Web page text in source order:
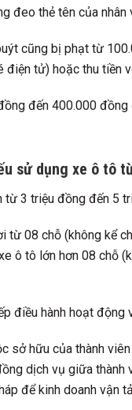
đeo thẻ tên của nhân
cũng bị phạt từ
điện tử) hoặc thu tiền
đến 400.000 đồng
sử dụng xe ô tô
từ 3 triệu đồng đến 5
từ 08 chỗ (không kể
ô tô lớn hơn 08 chỗ
điều hành hoạt
sở hữu của thành
dịch vụ giữa
để kinh doanh vận